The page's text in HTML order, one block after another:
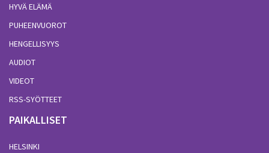
HYVÄ ELÄMÄ
PUHEENVUOROT
HENGELLISYYS
AUDIOT
VIDEOT
RSS-SYÖTTEET
PAIKALLISET
HELSINKI